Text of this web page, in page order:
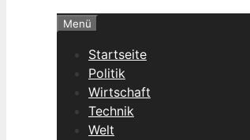
Menü
Startseite
Politik
Wirtschaft
Technik
Welt